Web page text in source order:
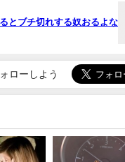
とブチ切れする奴おるよな
ローしよう